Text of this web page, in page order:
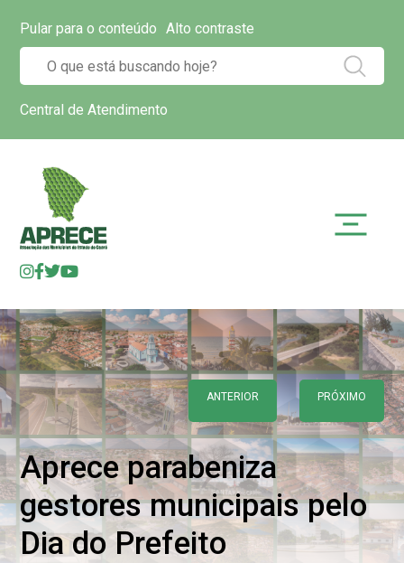
Pular para o conteúdo Alto contraste
Central de Atendimento
ANTERIOR PRÓXIMO
Aprece parabeniza
gestores municipais pelo
Dia do Prefeito